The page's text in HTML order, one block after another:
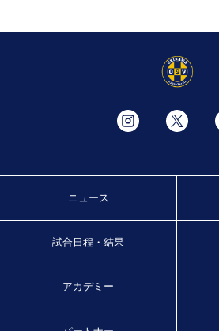
ニュース
試合日程・結果
アカデミー